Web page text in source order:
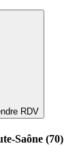
RDV
Saône (70)